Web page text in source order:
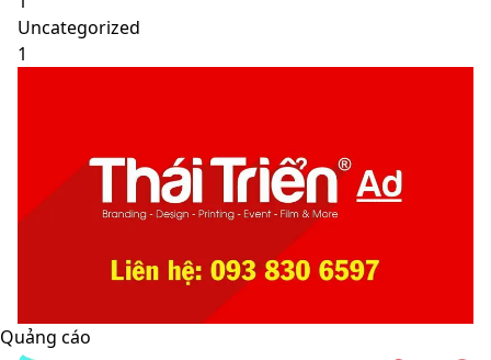
Uncategorized
1
Quảng cáo